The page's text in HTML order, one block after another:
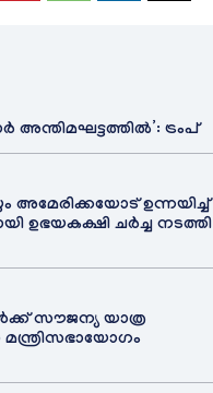
ട്രംപ്
അമേരിക്കയോട് ഉന്നയിച്ച്
ഉഭയകക്ഷി ചർച്ച നടത്തി
സൗജന്യ യാത്ര